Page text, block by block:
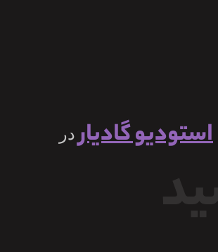
استودیو گادیار در